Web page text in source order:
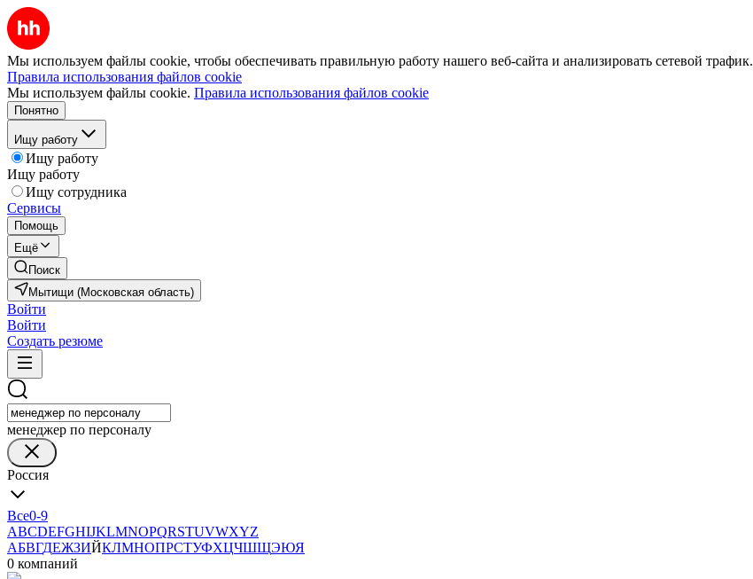
Мы используем файлы cookie, чтобы обеспечивать правильную работу нашего веб-сайта и анализировать сетевой трафик.
Правила использования файлов cookie
Мы используем файлы cookie. Правила использования файлов cookie
Понятно
Ищу работу
Ищу работу
Ищу работу
Ищу сотрудника
Сервисы
Помощь
Ещё
Поиск
Мытищи (Московская область)
Войти
Войти
Создать резюме
менеджер по персоналу
Россия
Все0-9
ABCDEFGHIJKLMNOPQRSTUVWXYZ
АБВГДЕЖЗИЙКЛМНОПРСТУФХЦЧШЩЭЮЯ
0 компаний